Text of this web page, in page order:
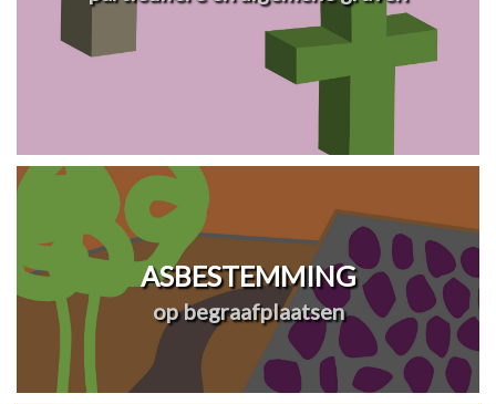
ASBESTEMMING
op begraafplaatsen